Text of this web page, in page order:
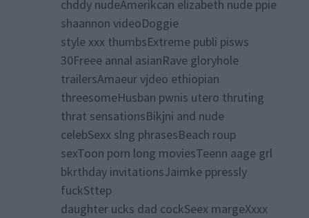
chddy nudeAmerikcan elizabeth nude ppie
shaannon videoDoggie
style xxx thumbsExtreme publi pisws
30Freee annal asianRave gloryhole
trailersAmaeur vjdeo ethiopian
threesomeHusban pwnis utero thruting
thrat sensationsBikjni and nude
celebSexx slng phrasesBeach roup
sexToon porn long moviesTeenn aage grl
bkrthday invitationsJaimke ppressly
fuckSttep
daughter ucks dad cockSeex margeXxxx